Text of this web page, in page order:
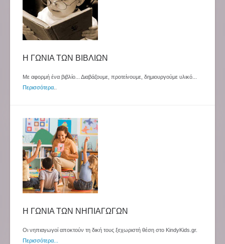
Η ΓΩΝΙΑ ΤΩΝ ΒΙΒΛΙΩΝ
Με αφορμή ένα βιβλίο... Διαβάζουμε, προτείνουμε, δημιουργούμε υλικό...
Περισσότερα
Η ΓΩΝΙΑ ΤΩΝ ΝΗΠΙΑΓΩΓΩΝ
Οι νηπιαγωγοί αποκτούν τη δική τους ξεχωριστή θέση στο KindyKids.gr.
Περισσότερα...